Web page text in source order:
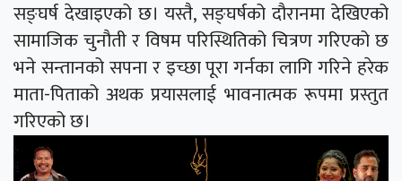
सङ्घर्ष देखाइएको छ। यस्तै, सङ्घर्षको दौरानमा देखिएको
सामाजिक चुनौती र विषम परिस्थितिको चित्रण गरिएको छ
भने सन्तानको सपना र इच्छा पूरा गर्नका लागि गरिने हरेक
माता-पिताको अथक प्रयासलाई भावनात्मक रूपमा प्रस्तुत
गरिएको छ।